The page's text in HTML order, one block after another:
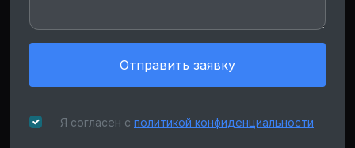
Отправить заявку
Я согласен с политикой конфиденциальности